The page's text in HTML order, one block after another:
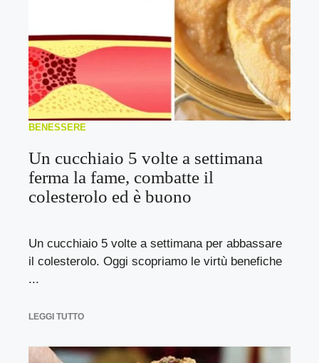
BENESSERE
Un cucchiaio 5 volte a settimana
ferma la fame, combatte il
colesterolo ed è buono
Un cucchiaio 5 volte a settimana per abbassare
il colesterolo. Oggi scopriamo le virtù benefiche
...
LEGGI TUTTO